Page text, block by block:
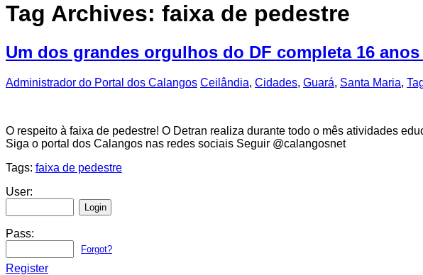
Tag Archives: faixa de pedestre
Um dos grandes orgulhos do DF completa 16 anos
Administrador do Portal dos Calangos Ceilândia, Cidades, Guará, Santa Maria,
O respeito à faixa de pedestre! O Detran realiza durante todo o mês atividades
Siga o portal dos Calangos nas redes sociais Seguir @calangosnet
Tags: faixa de pedestre
User:
Pass:
Forgot?
Register